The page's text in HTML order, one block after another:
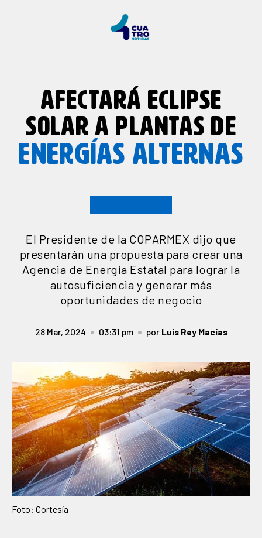
AFECTARÁ ECLIPSE
SOLAR A PLANTAS DE
ENERGÍAS ALTERNAS
El Presidente de la COPARMEX dijo que
presentarán una propuesta para crear una
Agencia de Energía Estatal para lograr la
autosuficiencia y generar más
oportunidades de negocio
28 Mar, 2024 03:31 pm por Luis Rey Macías
Foto: Cortesía